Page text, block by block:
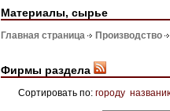
Материалы, сырье
Главная страница Производство
Фирмы раздела
Сортировать по: городу